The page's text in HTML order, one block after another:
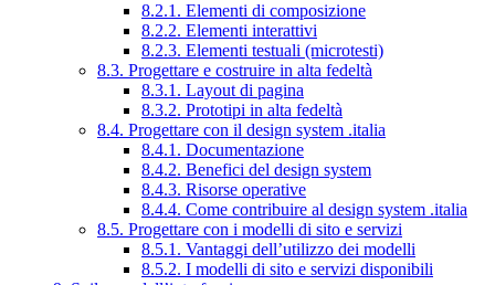
8.2.1. Elementi di composizione
8.2.2. Elementi interattivi
8.2.3. Elementi testuali (microtesti)
8.3. Progettare e costruire in alta fedeltà
8.3.1. Layout di pagina
8.3.2. Prototipi in alta fedeltà
8.4. Progettare con il design system .italia
8.4.1. Documentazione
8.4.2. Benefici del design system
8.4.3. Risorse operative
8.4.4. Come contribuire al design system .italia
8.5. Progettare con i modelli di sito e servizi
8.5.1. Vantaggi dell’utilizzo dei modelli
8.5.2. I modelli di sito e servizi disponibili